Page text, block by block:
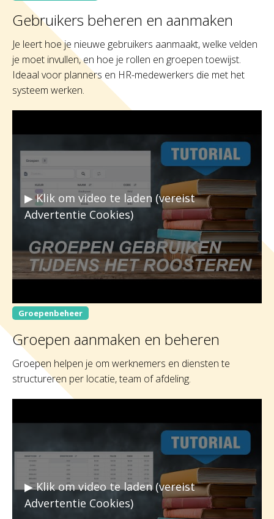
Gebruikers beheren en aanmaken
Je leert hoe je nieuwe gebruikers aanmaakt, welke velden
je moet invullen, en hoe je rollen en groepen toewijst.
Ideaal voor planners en HR-medewerkers die met het
systeem werken.
▶ Klik om video te laden (vereist
Advertentie Cookies)
Groepenbeheer
Groepen aanmaken en beheren
Groepen helpen je om werknemers en diensten te
structureren per locatie, team of afdeling.
▶ Klik om video te laden (vereist
Advertentie Cookies)